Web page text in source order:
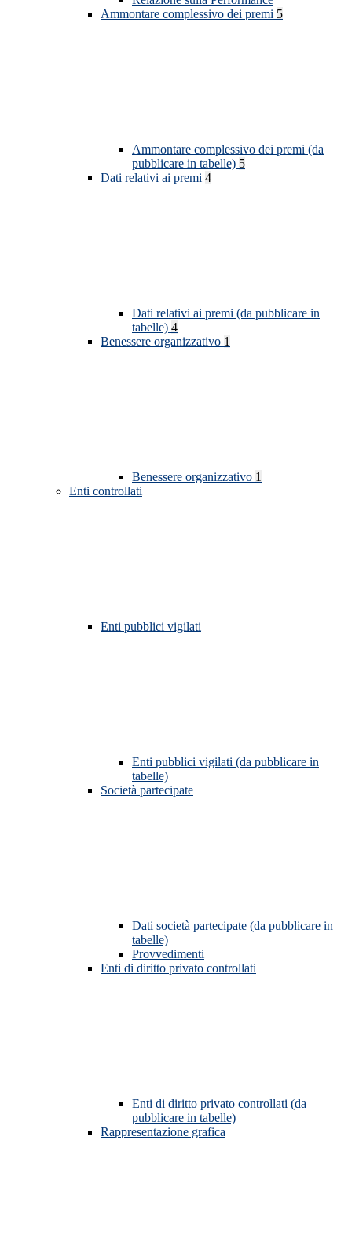
Ammontare complessivo dei premi 5
Ammontare complessivo dei premi (da
pubblicare in tabelle) 5
Dati relativi ai premi 4
Dati relativi ai premi (da pubblicare in
tabelle) 4
Benessere organizzativo 1
Benessere organizzativo 1
Enti controllati
Enti pubblici vigilati
Enti pubblici vigilati (da pubblicare in
tabelle)
Società partecipate
Dati società partecipate (da pubblicare in
tabelle)
Provvedimenti
Enti di diritto privato controllati
Enti di diritto privato controllati (da
pubblicare in tabelle)
Rappresentazione grafica